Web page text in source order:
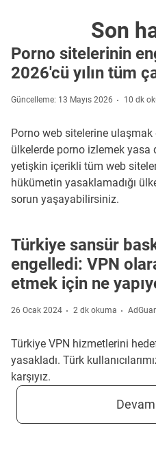
Son
Porno sitelerinin
2026'cü yılın tüm
Güncelleme: 13 Mayıs 2026 10 dk
Porno web sitelerine ulaşmak
ülkelerde porno izlemek yasa
yetişkin içerikli tüm web
hükümetin yasaklamadığı
sorun yaşayabilirsiniz.
Türkiye sansür
engelledi: VPN
etmek için ne
26 Ocak 2024 2 dk okuma
Türkiye VPN hizmetlerini
yasakladı. Türk
karşıyız.